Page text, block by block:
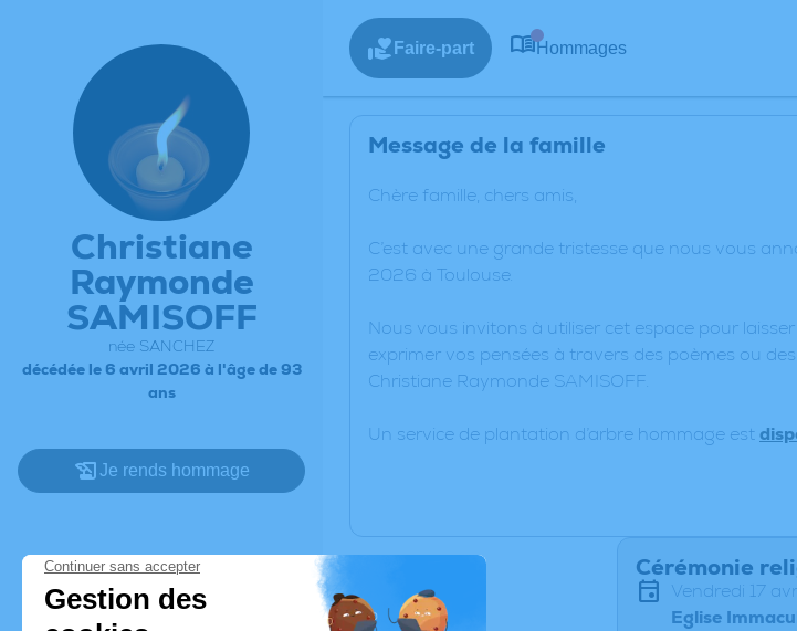
Christiane
Raymonde
SAMISOFF
née SANCHEZ
décédée le 6 avril 2026 à l'âge de 93
ans
Je rends hommage
Faire-part Hommages
Message de la famille
Chère famille, chers amis,
C’est avec une grande tristesse que nous vous
2026 à Toulouse.
Nous vous invitons à utiliser cet espace pour
exprimer vos pensées à travers des poèmes ou
Christiane Raymonde SAMISOFF.
Un service de plantation d’arbre hommage est
Cérémonie
vendredi 17
Eglise